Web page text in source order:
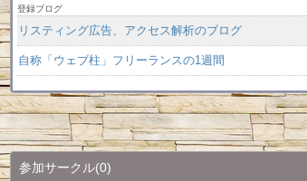
登録ブログ
リスティング広告、アクセス解析のブログ
自称「ウェブ柱」フリーランスの1週間
参加サークル(0)